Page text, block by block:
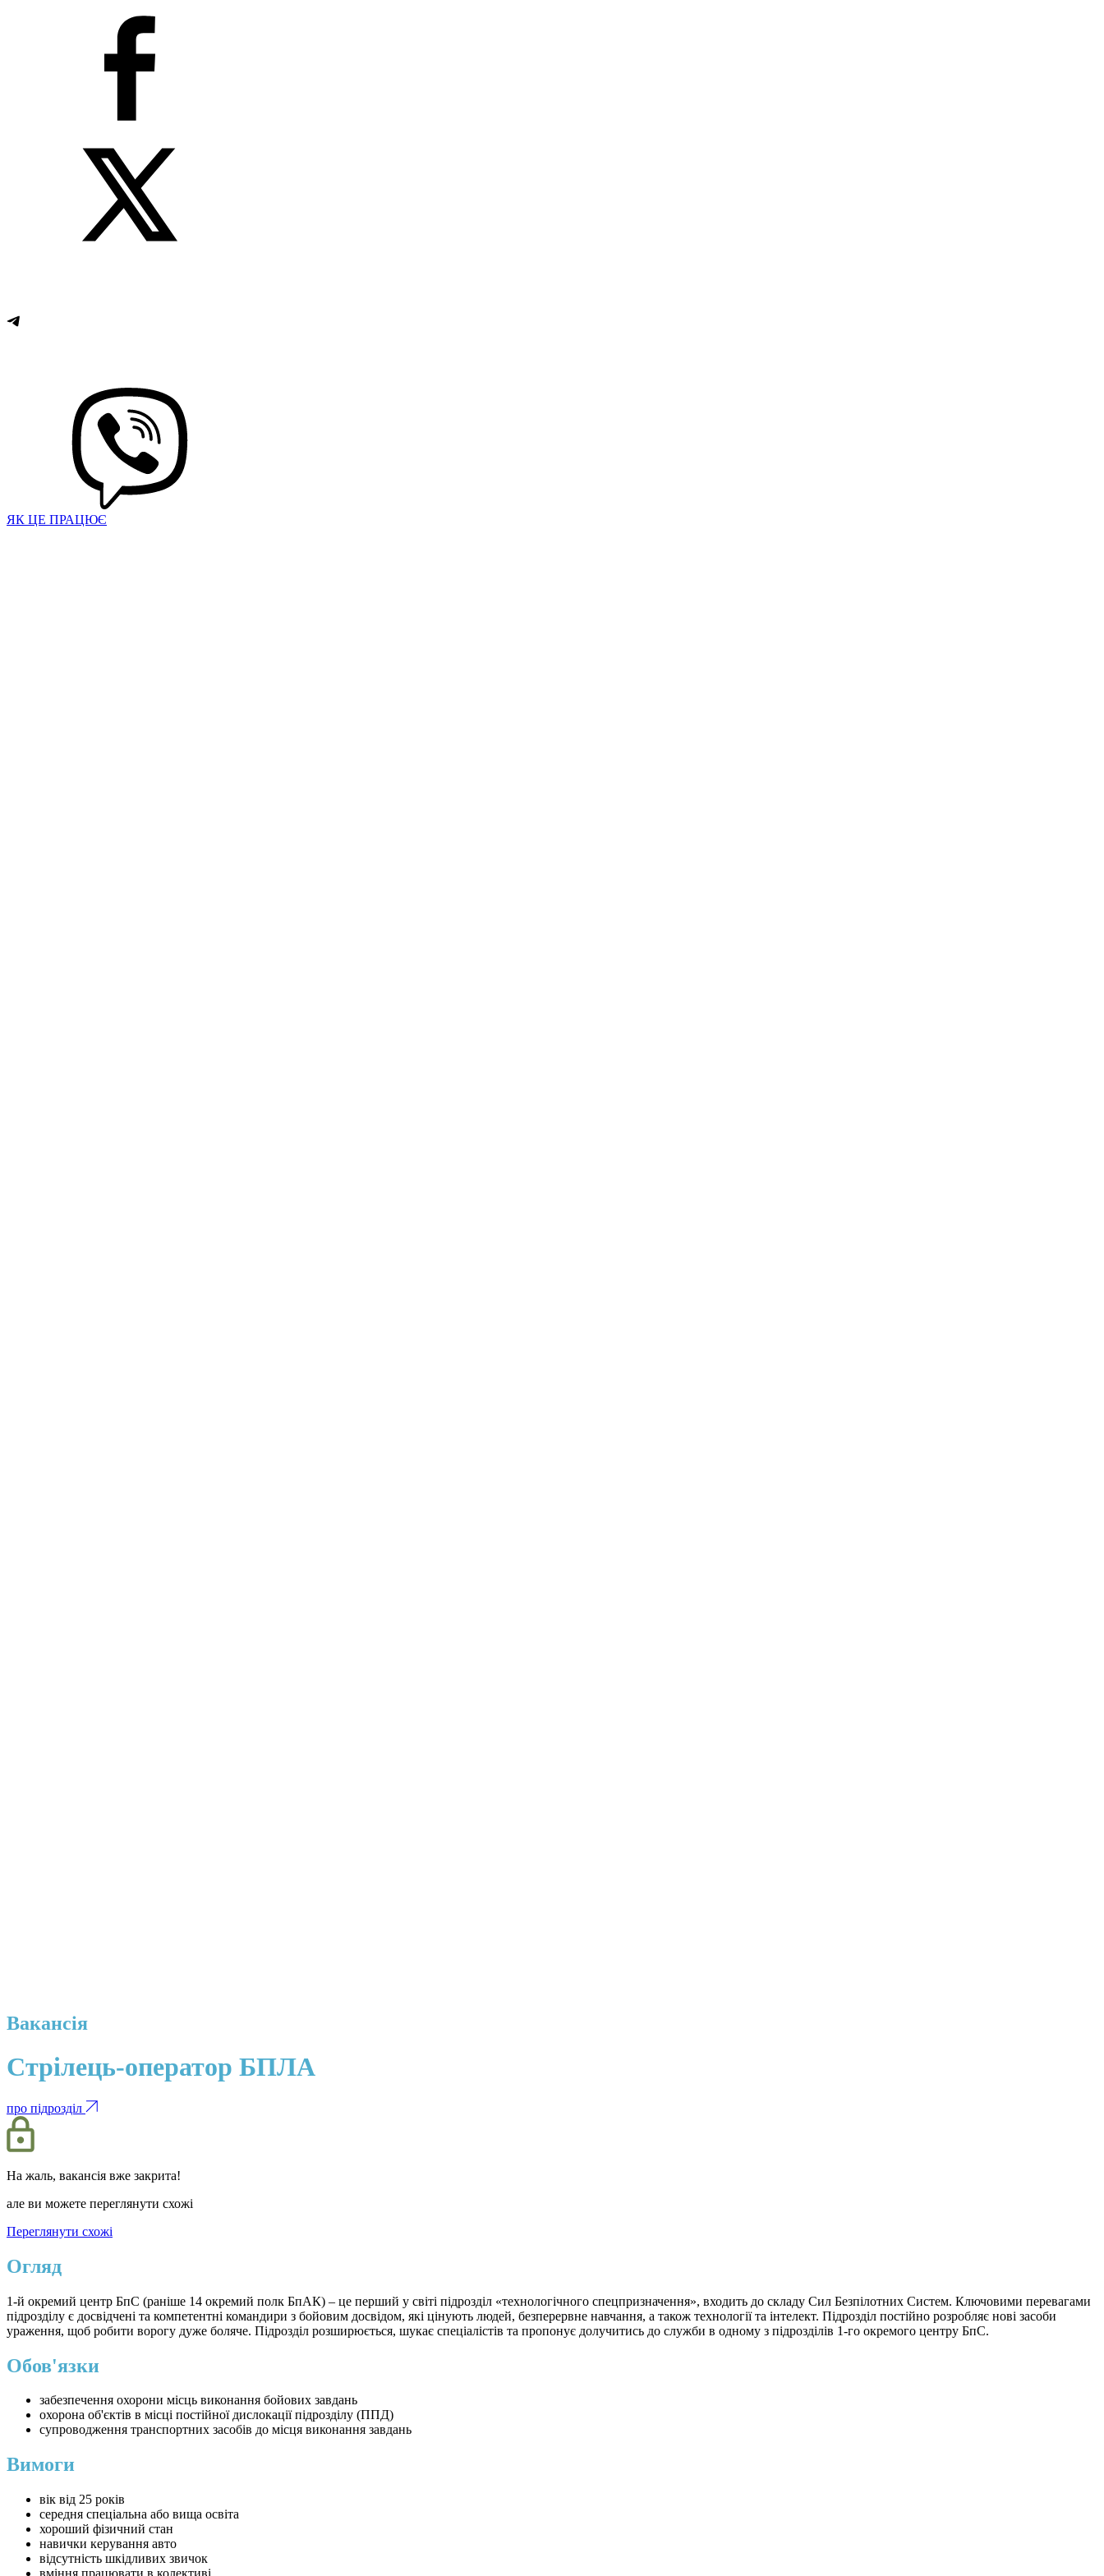
ЯК ЦЕ ПРАЦЮЄ
Вакансія
Стрілець-оператор БПЛА
про підрозділ
На жаль, вакансія вже закрита!
але ви можете переглянути схожі
Переглянути схожі
Огляд
1-й окремий центр БпС (раніше 14 окремий полк БпАК) – це перший у світі підрозділ «технологічного спецпризначення», входить до складу Сил Безпілотних Систем. Ключовими перевагами
підрозділу є досвідчені та компетентні командири з бойовим досвідом, які цінують людей, безперервне навчання, а також технології та інтелект. Підрозділ постійно розробляє нові засоби
ураження, щоб робити ворогу дуже боляче. Підрозділ розширюється, шукає спеціалістів та пропонує долучитись до служби в одному з підрозділів 1-го окремого центру БпС.
Обов'язки
забезпечення охорони місць виконання бойових завдань
охорона об'єктів в місці постійної дислокації підрозділу (ППД)
супроводження транспортних засобів до місця виконання завдань
Вимоги
вік від 25 років
середня спеціальна або вища освіта
хороший фізичний стан
навички керування авто
відсутність шкідливих звичок